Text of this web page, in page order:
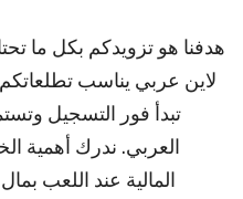
هدفنا هو تزويدكم بكل ما
لاين عربي يناسب
تبدأ فور التسجيل
العربي. ندرك أهمية
المالية عند اللعب